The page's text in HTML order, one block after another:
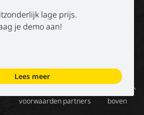
lage prijs.
je demo aan!
Lees meer
PrivacyDigitale
voorwaarden partners
Terug
boven